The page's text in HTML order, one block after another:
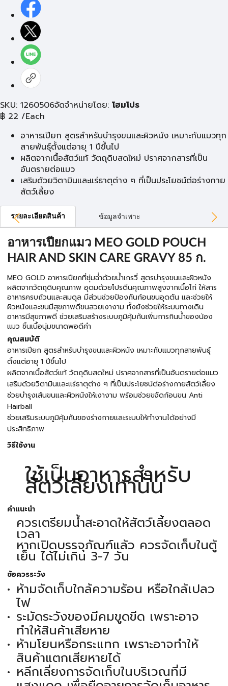
SKU: 1260506จัดจำหน่ายโดย: โฮมโปร
฿ 22 /Each
อาหารเปียก สูตรสำหรับบำรุงขนและผิวหนัง เหมาะกับแมวทุก
สายพันธุ์ตั้งแต่อายุ 1 ปีขึ้นไป
ผลิตจากเนื้อสัตว์แท้ วัตถุดิบสดใหม่ ปราศจากสารที่เป็น
อันตรายต่อแมว
เสริมด้วยวิตามินและแร่ธาตุต่าง ๆ ที่เป็นประโยชน์ต่อร่างกาย
สัตว์เลี้ยง
รายละเอียดสินค้า ข้อมูลจำเพาะ
อาหารเปียกแมว MEO GOLD POUCH
HAIR AND SKIN CARE GRAVY 85 ก.
MEO GOLD อาหารเปียกที่ชุ่มฉ่ำด้วยน้ำเกรวี่ สูตรบำรุงขนและผิวหนัง
ผลิตจากวัตถุดิบคุณภาพ อุดมด้วยโปรตีนคุณภาพสูงจากเนื้อไก่ ให้สาร
อาหารครบถ้วนและสมดุล มีส่วนช่วยป้องกันก้อนขนอุดตัน และช่วยให้
ผิวหนังและขนมีสุขภาพดีขนสวยเงางาม ทั้งยังช่วยให้ระบบทางเดิน
อาหารมีสุขภาพดี ช่วยเสริมสร้างระบบภูมิคุ้มกันเพิ่มการกินน้ำของน้อง
แมว ชิ้นเนื้อนุ่มขนาดพอดีคำ
คุณสมบัติ
อาหารเปียก สูตรสำหรับบำรุงขนและผิวหนัง เหมาะกับแมวทุกสายพันธุ์
ตั้งแต่อายุ 1 ปีขึ้นไป
ผลิตจากเนื้อสัตว์แท้ วัตถุดิบสดใหม่ ปราศจากสารที่เป็นอันตรายต่อแมว
เสริมด้วยวิตามินและแร่ธาตุต่าง ๆ ที่เป็นประโยชน์ต่อร่างกายสัตว์เลี้ยง
ช่วยบำรุงเส้นขนและผิวหนังให้เงางาม พร้อมช่วยขจัดก้อนขน Anti
Hairball
ช่วยเสริมระบบภูมิคุ้มกันของร่างกายและระบบให้ทำงานได้อย่างมี
ประสิทธิภาพ
วิธีใช้งาน
ใช้เป็นอาหารสำหรับ
สัตว์เลี้ยงเท่านั้น
คำแนะนำ
ควรเตรียมน้ำสะอาดให้สัตว์เลี้ยงตลอด
เวลา
หากเปิดบรรจุภัณฑ์แล้ว ควรจัดเก็บในตู้
เย็น ได้ไม่เกิน 3-7 วัน
ข้อควรระวัง
ห้ามจัดเก็บใกล้ความร้อน หรือใกล้เปลว
ไฟ
ระมัดระวังของมีคมขูดขีด เพราะอาจ
ทำให้สินค้าเสียหาย
ห้ามโยนหรือกระแทก เพราะอาจทำให้
สินค้าแตกเสียหายได้
หลีกเลี่ยงการจัดเก็บในบริเวณที่มี